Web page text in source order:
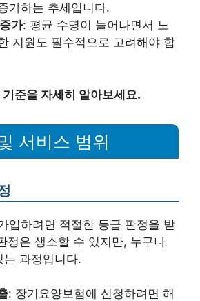
가하는 추세입니다.
가: 평균 수명이 늘어나면서 노
지원도 필수적으로 고려해야 합
준을 자세히 알아보세요.
서비스 범위
입하려면 적절한 등급 판정을 받
정은 생소할 수 있지만, 누구나
는 과정입니다.
: 장기요양보험에 신청하려면 해